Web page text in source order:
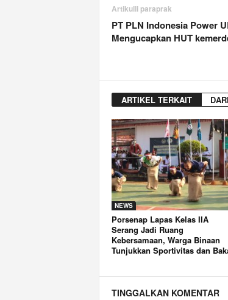
Artikulli paraprak
PT PLN Indonesia Power
Mengucapkan HUT
ARTIKEL TERKAIT
NEWS
Porsenap Lapas Kelas IIA
Serang Jadi Ruang
Kebersamaan, Warga Binaan
Tunjukkan Sportivitas dan
TINGGALKAN KOMENTAR